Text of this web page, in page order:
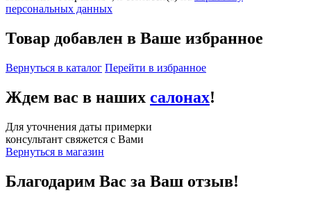
персональных данных
Товар добавлен в Ваше избранное
Вернуться в каталог Перейти в избранное
Ждем вас в наших салонах!
Для уточнения даты примерки
консультант свяжется с Вами
Вернуться в магазин
Благодарим Вас за Ваш отзыв!